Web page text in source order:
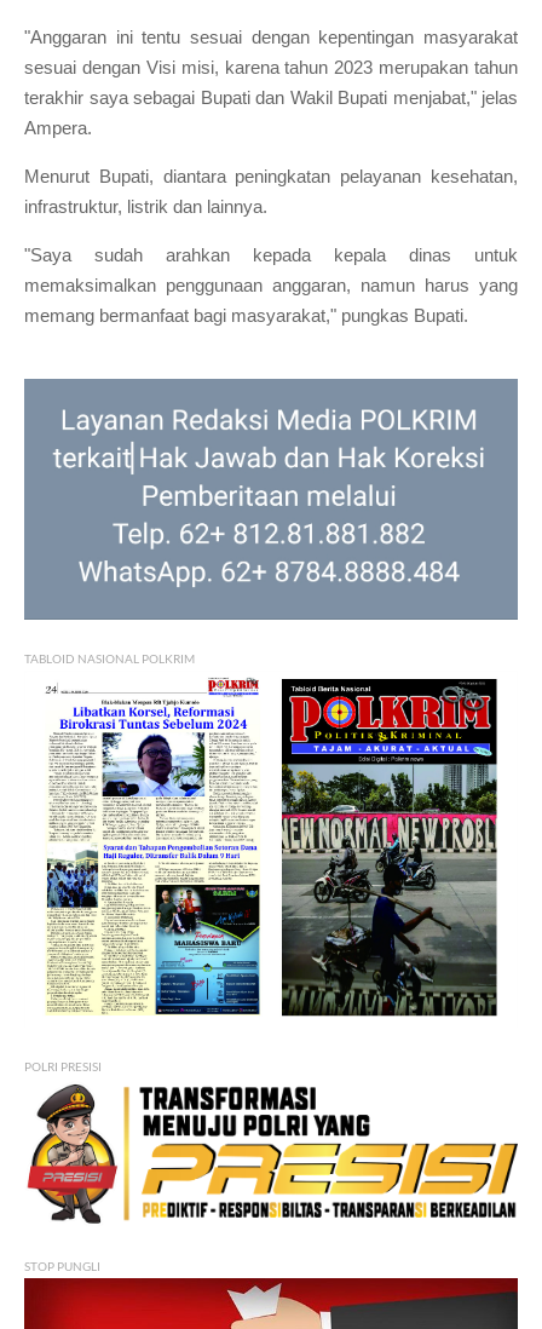
"Anggaran ini tentu sesuai dengan kepentingan masyarakat
sesuai dengan Visi misi, karena tahun 2023 merupakan tahun
terakhir saya sebagai Bupati dan Wakil Bupati menjabat," jelas
Ampera.
Menurut Bupati, diantara peningkatan pelayanan kesehatan,
infrastruktur, listrik dan lainnya.
"Saya sudah arahkan kepada kepala dinas untuk
memaksimalkan penggunaan anggaran, namun harus yang
memang bermanfaat bagi masyarakat," pungkas Bupati.
TABLOID NASIONAL POLKRIM
POLRI PRESISI
STOP PUNGLI